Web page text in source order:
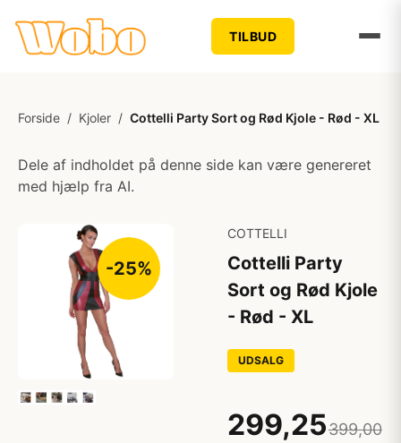
TILBUD
Forside / Kjoler / Cottelli Party Sort og Rød Kjole - Rød - XL
Dele af indholdet på denne side kan være genereret
med hjælp fra AI.
-25%
COTTELLI
Cottelli Party
Sort og Rød Kjole
- Rød - XL
UDSALG
299,25399,00